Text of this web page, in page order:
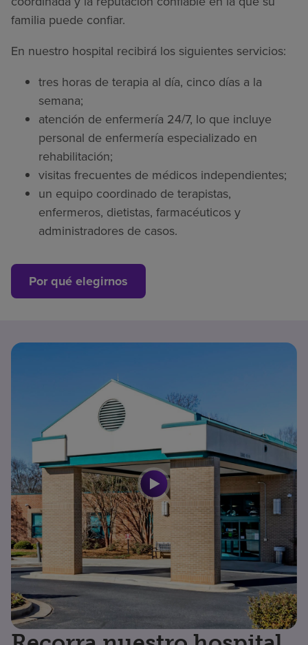
familia puede confiar.
En nuestro hospital recibirá los siguientes servicios:
tres horas de terapia al día, cinco días a la
semana;
atención de enfermería 24/7, lo que incluye
personal de enfermería especializado en
rehabilitación;
visitas frecuentes de médicos independientes;
un equipo coordinado de terapistas,
enfermeros, dietistas, farmacéuticos y
administradores de casos.
Por qué elegirnos